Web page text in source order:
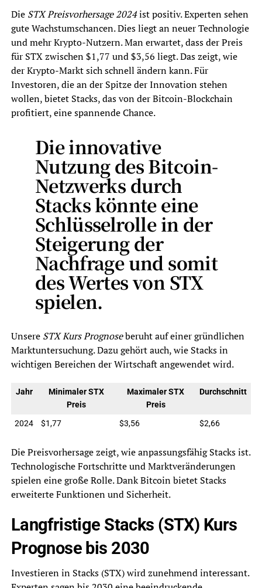
Die STX Preisvorhersage 2024ist positiv. Experten sehen
gute Wachstumschancen. Dies liegt an neuer Technologie
und mehr Krypto-Nutzern. Man erwartet, dass der Preis
für STX zwischen $1,77 und $3,56 liegt. Das zeigt, wie
der Krypto-Markt sich schnell ändern kann. Für
Investoren, die an der Spitze der Innovation stehen
wollen, bietet Stacks, das von der Bitcoin-Blockchain
profitiert, eine spannende Chance.
Die innovative
Nutzung des Bitcoin-
Netzwerks durch
Stacks könnte eine
Schlüsselrolle in der
Steigerung der
Nachfrage und somit
des Wertes von STX
spielen.
Unsere STX Kurs Prognoseberuht auf einer gründlichen
Marktuntersuchung. Dazu gehört auch, wie Stacks in
wichtigen Bereichen der Wirtschaft angewendet wird.
Jahr
Minimaler STX
Preis
Maximaler STX
Preis
Durchschnitt
2024 $1,77 $3,56 $2,66
Die Preisvorhersage zeigt, wie anpassungsfähig Stacks ist.
Technologische Fortschritte und Marktveränderungen
spielen eine große Rolle. Dank Bitcoin bietet Stacks
erweiterte Funktionen und Sicherheit.
Langfristige Stacks (STX) Kurs
Prognose bis 2030
Investieren in Stacks (STX) wird zunehmend interessant.